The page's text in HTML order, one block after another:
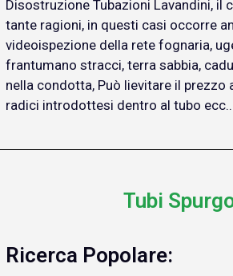
Disostruzione Tubazioni Lavandini, il
tante ragioni, in questi casi occorre
videoispezione della rete fognaria,
frantumano stracci, terra sabbia,
nella condotta, Può lievitare il prezzo
radici introdottesi dentro al tubo
Tubi
Ricerca Popolare: